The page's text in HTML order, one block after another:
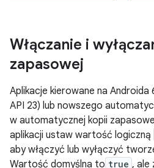
Włączanie i
zapasowej
Aplikacje kierowane na
API 23) lub nowszego
w automatycznej kopii
aplikacji ustaw wartość logiczną
aby włączyć lub wyłączyć
Wartość domyślna to true , ale